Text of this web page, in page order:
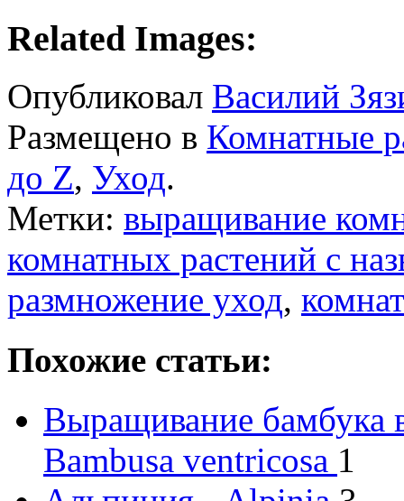
Related Images:
Опубликовал Василий
Размещено в Комнатные
до Z, Уход.
Метки: выращивание
комнатных растений с
размножение уход,
Похожие статьи:
Выращивание
Bambusa ventricosa 1